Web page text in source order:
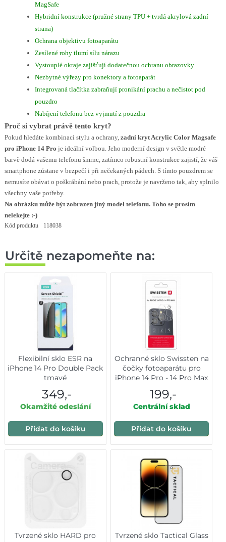
MagSafe
Hybridní konstrukce (pružné strany TPU + tvrdá akrylová zadní
strana)
Ochrana objektivu fotoaparátu
Zesílené rohy tlumí sílu nárazu
Vystouplé okraje zajišťují dodatečnou ochranu obrazovky
Nezbytné výřezy pro konektory a fotoaparát
Integrovaná tlačítka zabraňují pronikání prachu a nečistot pod
pouzdro
Nabíjení telefonu bez vyjmutí z pouzdra
Proč si vybrat právě tento kryt?
Pokud hledáte kombinaci stylu a ochrany, zadní kryt Acrylic Color Magsafe
pro iPhone 14 Pro je ideální volbou. Jeho moderní design v světle modré
barvě dodá vašemu telefonu šmrnc, zatímco robustní konstrukce zajistí, že váš
smartphone zůstane v bezpečí i při nečekaných pádech. S tímto pouzdrem se
nemusíte obávat o poškrábání nebo prach, protože je navrženo tak, aby splnilo
všechny vaše potřeby.
Na obrázku může být zobrazen jiný model telefonu. Toho se prosím
nelekejte :-)
Kód produktu 118038
Určitě nezapomeňte na:
Flexibilní sklo ESR na
iPhone 14 Pro Double Pack
tmavé
349,-
Okamžité odeslání
Přidat do košíku
Ochranné sklo Swissten na
čočky fotoaparátu pro
iPhone 14 Pro - 14 Pro Max
199,-
Centrální sklad
Přidat do košíku
Tvrzené sklo HARD pro
Tvrzené sklo Tactical Glass